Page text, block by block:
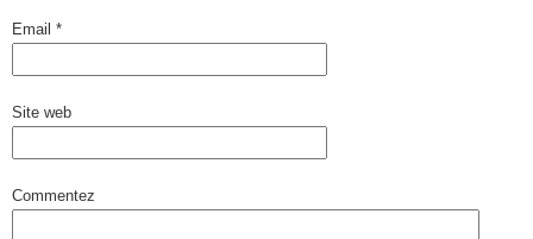
Email *
Site web
Commentez